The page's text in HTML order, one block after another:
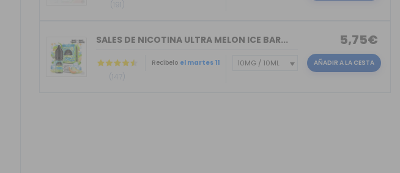
(191)
SALES DE NICOTINA ULTRA MELON ICE BAR...
(147)
Recíbelo el martes 11
5,75€
AÑADIR A LA CESTA